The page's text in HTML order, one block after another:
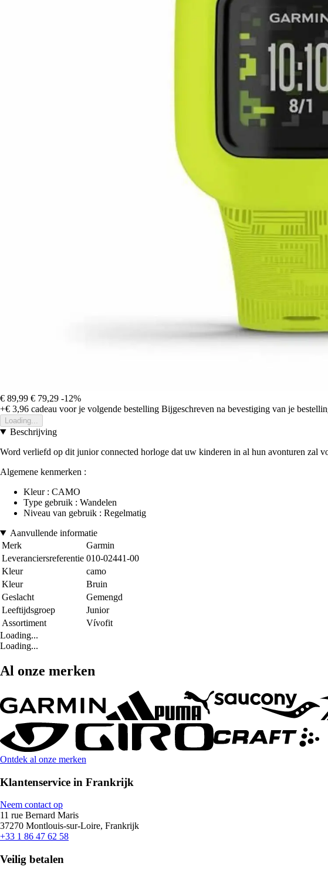
€ 89,99 € 79,29 -12%
+€ 3,96 cadeau voor je volgende bestelling Bijgeschreven na bevestiging van je
Loading...
Beschrijving
Word verliefd op dit junior connected horloge dat uw kinderen in al hun avonturen zal
Algemene kenmerken :
Kleur : CAMO
Type gebruik : Wandelen
Niveau van gebruik : Regelmatig
Aanvullende informatie
Merk
Garmin
Leveranciersreferentie 010-02441-00
Kleur
camo
Kleur
Bruin
Geslacht
Gemengd
Leeftijdsgroep
Junior
Assortiment
Vívofit
Loading...
Loading...
Al onze merken
Ontdek al onze merken
Klantenservice in Frankrijk
Neem contact op
11 rue Bernard Maris
37270 Montlouis-sur-Loire, Frankrijk
+33 1 86 47 62 58
Veilig betalen